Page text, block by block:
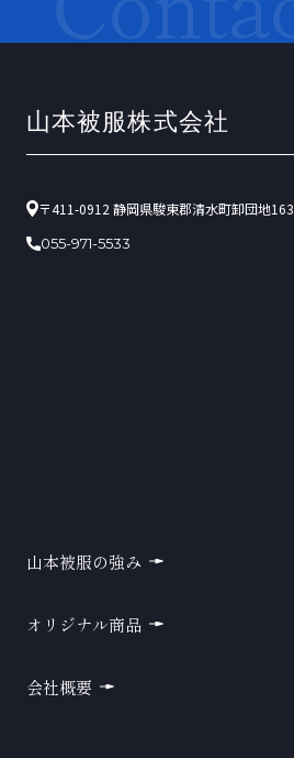
〒411-0912 静岡県駿東郡清水町卸団地163
055-971-5533
山本被服の強み
オリジナル商品
会社概要